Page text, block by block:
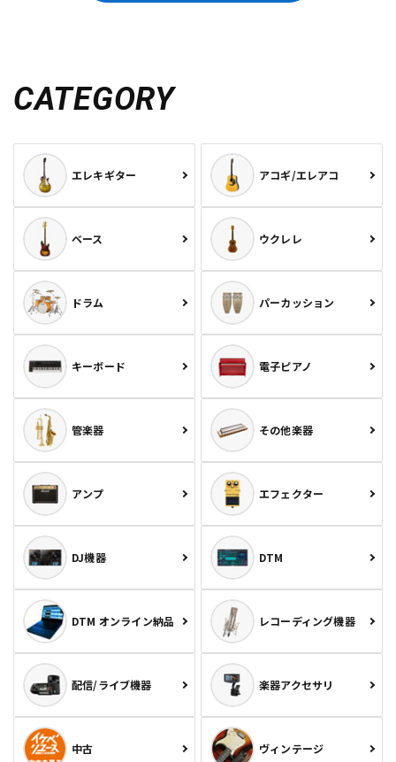
CATEGORY
エレキギター アコギ/エレアコ
ベース ウクレレ
ドラム パーカッション
キーボード 電子ピアノ
管楽器 その他楽器
アンプ エフェクター
DJ機器 DTM
DTM オンライン納品 レコーディング機器
配信/ライブ機器 楽器アクセサリ
中古 ヴィンテージ